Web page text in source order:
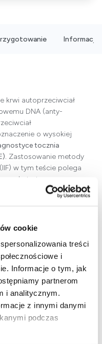
cookie
treści
i
Informacje o tym, jak
partnerom
i analitycznym.
z innymi danymi
podczas
Informacje
krwi autoprzeciwciał
DNA (anty-
o wysokiej
tocznia
Zastosowanie metody
w tym teście polega
substratu
który pozwala na
(wynik dodatni),
silnie powiązane z
często odzwierciedla
kontekście
ujemny znacząco
SLE. Materiałem
nie musi być na